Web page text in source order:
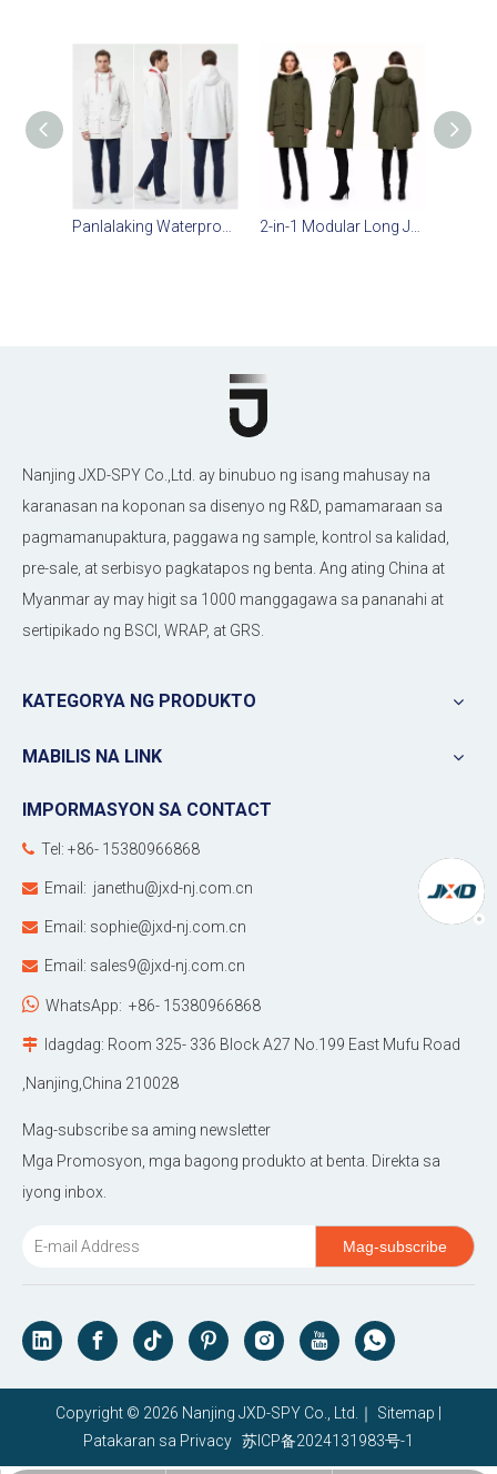
Nanjing JXD-SPY Co.,Ltd. ay binubuo ng isang mahusay na
karanasan na koponan sa disenyo ng R&D, pamamaraan sa
pagmamanupaktura, paggawa ng sample, kontrol sa kalidad,
pre-sale, at serbisyo pagkatapos ng benta. Ang ating China at
Myanmar ay may higit sa 1000 manggagawa sa pananahi at
sertipikado ng BSCI, WRAP, at GRS.
KATEGORYA NG PRODUKTO
MABILIS NA LINK
IMPORMASYON SA CONTACT
 Tel: +86- 15380966868
 Email: janethu@jxd-nj.com.cn
 Email: sophie@jxd-nj.com.cn
 Email: sales9@jxd-nj.com.cn
 WhatsApp: +86- 15380966868
 Idagdag: Room 325- 336 Block A27 No.199 East Mufu Road
,Nanjing,China 210028
Mag-subscribe sa aming newsletter
Mga Promosyon, mga bagong produkto at benta. Direkta sa
iyong inbox.
Mag-subscribe
Copyright © 2026 Nanjing JXD-SPY Co., Ltd.｜ Sitemap
Patakaran sa Privacy 苏ICP备2024131983号-1